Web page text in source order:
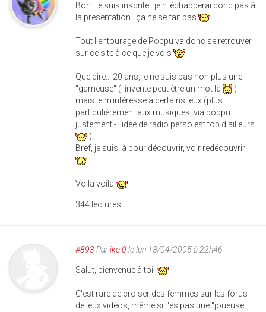
Bon.. je suis inscrite.. je n' échapperai donc pas à
la présentation.. ça ne se fait pas
Tout l'entourage de Poppu va donc se retrouver
sur ce site à ce que je vois
Que dire... 20 ans, je ne suis pas non plus une
"gameuse" (j'invente peut être un mot là
)
mais je m'intéresse à certains jeux (plus
particulièrement aux musiques, via poppu
justement - l'idée de radio perso est top d'ailleurs
)
Bref, je suis là pour découvrir, voir redécouvrir
Voila voila
344 lectures
#893 Parike 0 le lun 18/04/2005 à 22h46
Salut, bienvenue à toi.
C'est rare de croiser des femmes sur les forus
de jeux vidéos, même si t'es pas une "joueuse",